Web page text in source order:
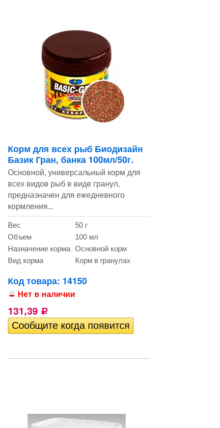
Корм для всех рыб Биодизайн
Базик Гран, банка 100мл/50г.
Основной, универсальный корм для
всех видов рыб в виде гранул,
предназначен для ежедневного
кормления...
Вес
50 г
Объем
100 мл
Назначение корма
Основной корм
Вид корма
Корм в гранулах
Код товара: 14150
Нет в наличии
131,39 Р